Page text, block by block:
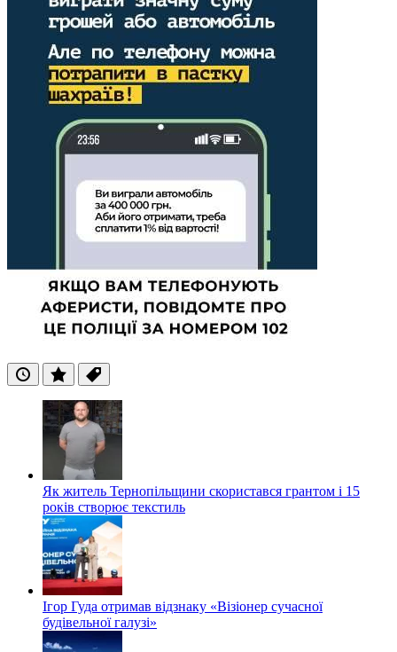
ОстанніПопулярні
Теги
Як житель Тернопільщини скористався грантом і 15
років створює текстиль
Ігор Гуда отримав відзнаку «Візіонер сучасної
будівельної галузі»